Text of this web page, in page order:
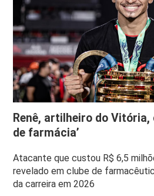
Renê, artilheiro do Vitória,
de farmácia’
Atacante que custou R$ 6,5
revelado em clube de
da carreira em 2026